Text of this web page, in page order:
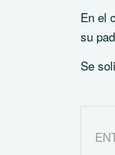
En el
su
Se